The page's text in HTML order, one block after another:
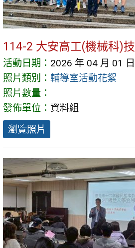
114-2 大安高工(機械科)
活動日期： 2026 年 04 月 01 日
照片類別： 輔導室活動花絮
照片數量：
發佈單位： 資料組
瀏覽照片